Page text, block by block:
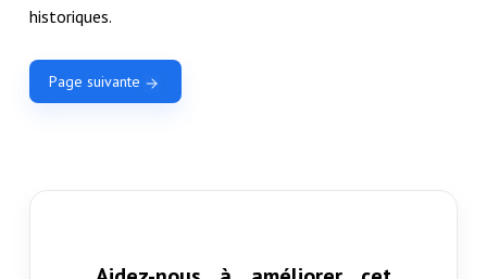
historiques.
Page suivante